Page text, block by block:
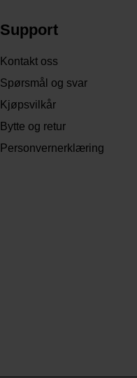
Support
Kontakt oss
Spørsmål og svar
Kjøpsvilkår
Bytte og retur
Personvernerklæring